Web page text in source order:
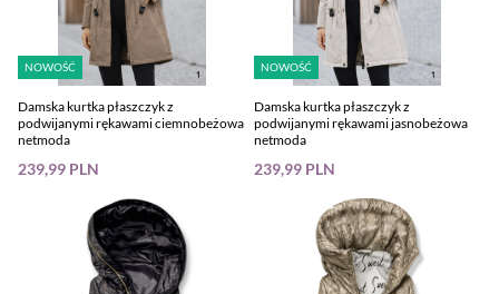
NOWOŚĆ
Damska kurtka płaszczyk z
podwijanymi rękawami ciemnobeżowa
netmoda
239,99 PLN
NOWOŚĆ
Damska kurtka płaszczyk z
podwijanymi rękawami jasnobeżowa
netmoda
239,99 PLN